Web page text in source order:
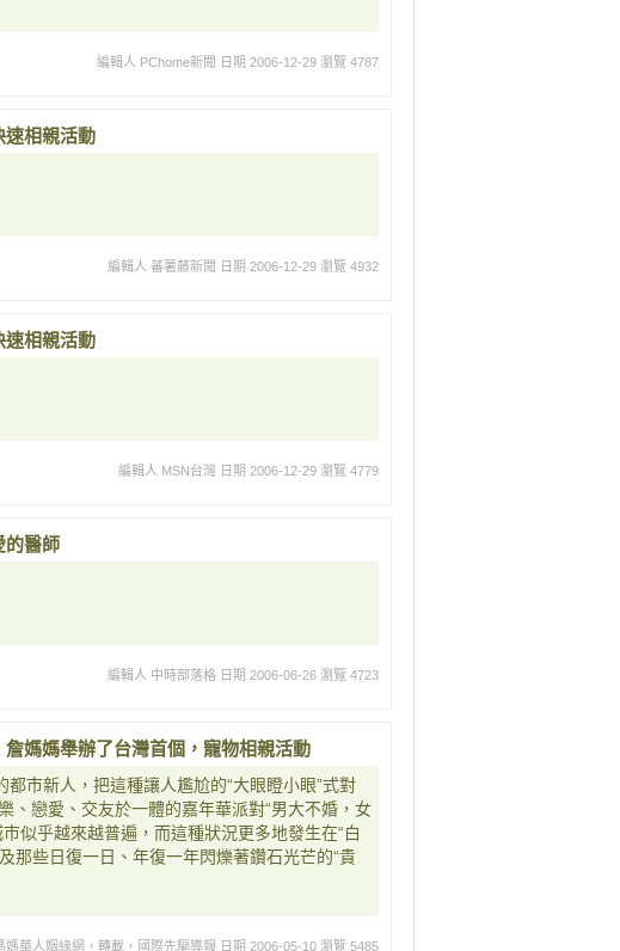
編輯人 PChome新聞 日期 2006-12-29 瀏覽 4787
速相親活動
編輯人 蕃薯藤新聞 日期 2006-12-29 瀏覽 4932
速相親活動
編輯人 MSN台灣 日期 2006-12-29 瀏覽 4779
的醫師
編輯人 中時部落格 日期 2006-06-26 瀏覽 4723
媽媽舉辦了台灣首個，寵物相親活動
都市新人，把這種讓人尷尬的“大眼瞪小眼”式對
、戀愛、交友於一體的嘉年華派對“男大不婚，女
似乎越來越普遍，而這種狀況更多地發生在“白
那些日復一日、年復一年閃爍著鑽石光芒的“貴
媽華人姻緣網，轉載，國際先驅導報 日期 2006-05-10 瀏覽 5485